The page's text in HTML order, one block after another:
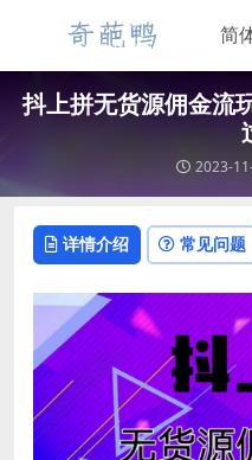
抖上拼无货源佣金流
2023-
详情介绍 常见问题